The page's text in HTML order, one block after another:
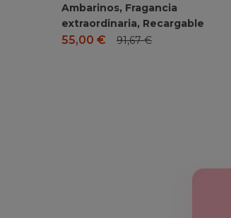
Ambarinos, Fragancia
extraordinaria, Recargable
55,00 € 91,67€